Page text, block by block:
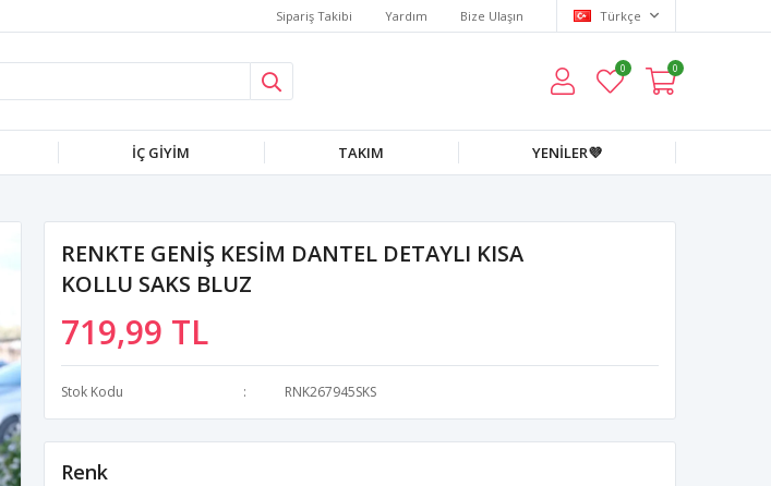
Sipariş Takibi Yardım Bize Ulaşın Türkçe
0 0
İÇ GİYİM TAKIM YENİLER💜
RENKTE GENİŞ KESİM DANTEL DETAYLI KISA
KOLLU SAKS BLUZ
719,99 TL
Stok Kodu RNK267945SKS
Renk